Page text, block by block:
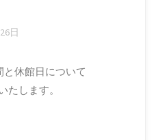
日
休館日について
たします。